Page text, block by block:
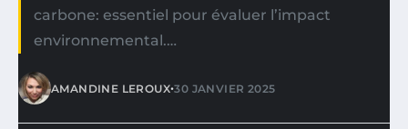
carbone: essentiel pour évaluer l’impact
environnemental.…
AMANDINE LEROUX•30 JANVIER 2025